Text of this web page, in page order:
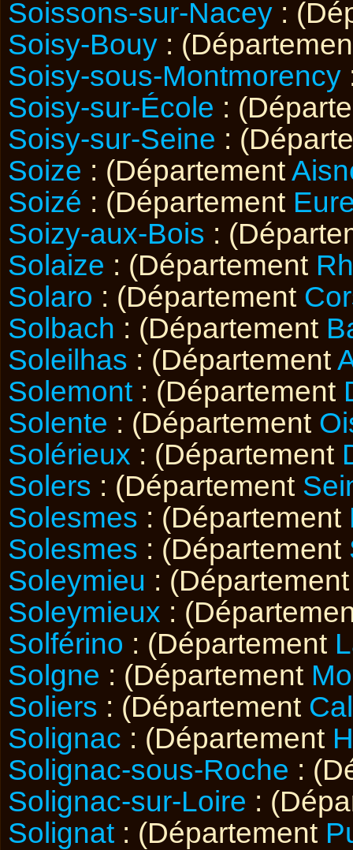
Soissons-sur-Nacey :
Soisy-Bouy :
Soisy-sous-Montmorency
Soisy-sur-École :
Soisy-sur-Seine :
Soize : (Département
Soizé : (Département
Soizy-aux-Bois :
Solaize : (Département
Solaro : (Département
Solbach : (Département
Soleilhas : (Département
Solemont : (Département
Solente : (Département
Solérieux : (Département
Solers : (Département
Solesmes : (Département
Solesmes : (Département
Soleymieu :
Soleymieux :
Solférino : (Département
Solgne : (Département
Soliers : (Département
Solignac : (Département
Solignac-sous-Roche :
Solignac-sur-Loire :
Solignat : (Département